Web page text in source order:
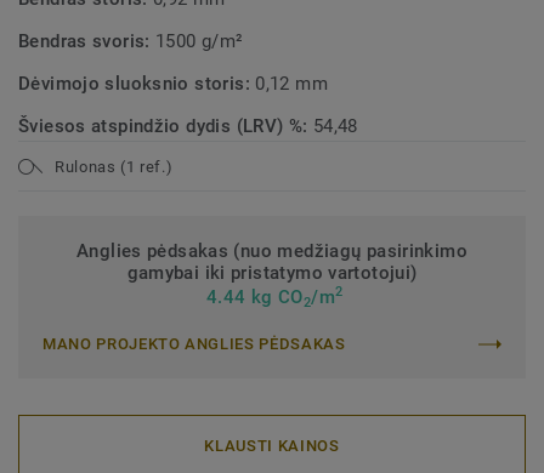
Bendras svoris: 1500 g/m²
Dėvimojo sluoksnio storis: 0,12 mm
Šviesos atspindžio dydis (LRV) %: 54,48
Rulonas (1 ref.)
Anglies pėdsakas (nuo medžiagų pasirinkimo
gamybai iki pristatymo vartotojui)
4.44 kg CO2/m2
MANO PROJEKTO ANGLIES PĖDSAKAS
KLAUSTI KAINOS